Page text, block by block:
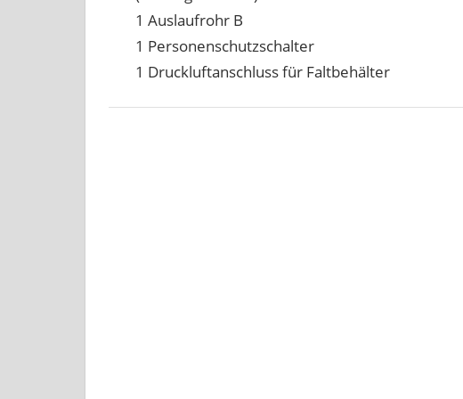
1 Auslaufrohr B
1 Personenschutzschalter
1 Druckluftanschluss für Faltbehälter